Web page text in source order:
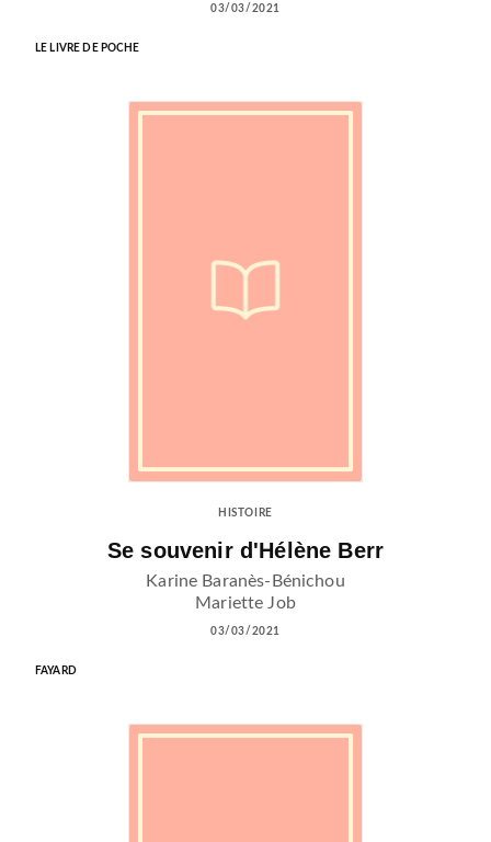
03/03/2021
LE LIVRE DE POCHE
HISTOIRE
Se souvenir d'Hélène Berr
Karine Baranès-Bénichou
Mariette Job
03/03/2021
FAYARD